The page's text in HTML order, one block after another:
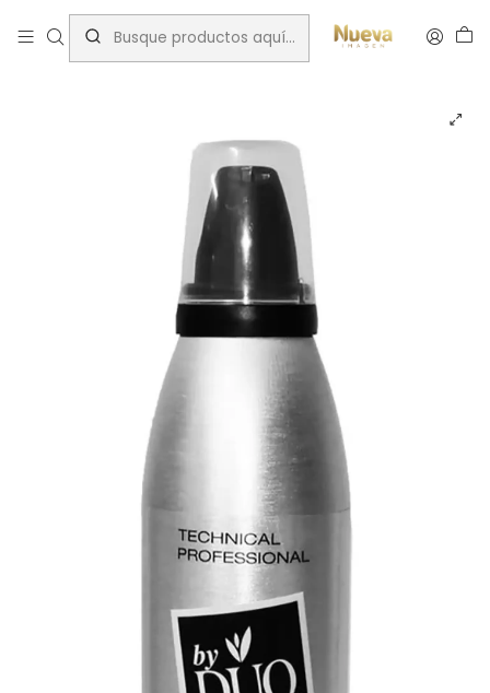
Inicio Insumos depilación
MOUSSE POST DEPILACIÓN BYDUO 170 ML